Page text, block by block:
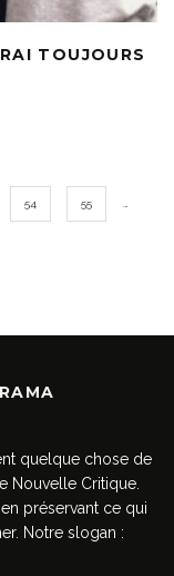
TOUJOURS
54 55 …
quelque chose de
Nouvelle Critique.
préservant ce qui
Notre slogan :